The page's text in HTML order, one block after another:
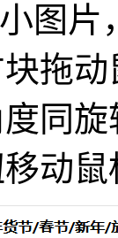
图片
拖
同
动鼠